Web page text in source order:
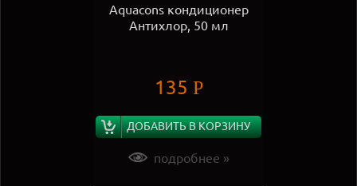
Aquacons кондиционер
Антихлор, 50 мл
135 Р
ДОБАВИТЬ В КОРЗИНУ
подробнее »